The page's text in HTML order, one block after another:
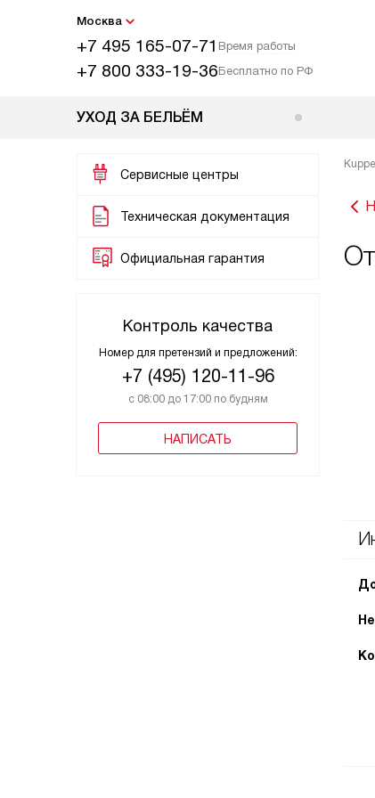
Москва
+7 495 165-07-71 Время работы
+7 800 333-19-36Бесплатно по РФ
УХОД ЗА БЕЛЬЁМ
Сервисные центры
Техническая документация
Официальная гарантия
Контроль качества
Номер для претензий и предложений:
+7 (495) 120-11-96
с 08:00 до 17:00 по будням
НАПИСАТЬ